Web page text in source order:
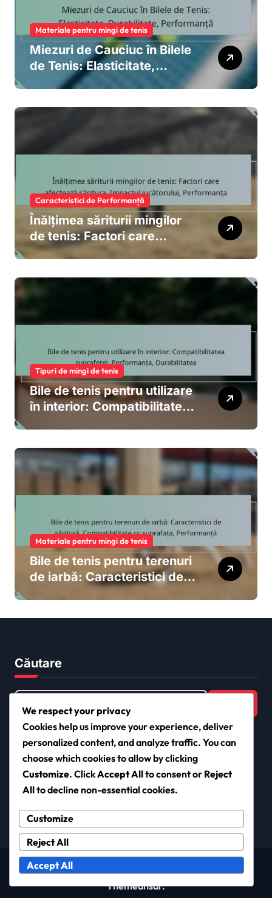
Materiale pentru mingi de tenis
Miezuri de Cauciuc în Bilele
de Tenis: Elasticitate,
Durabilitate, Performanță
Caracteristici de Performanță
Înălțimea săriturii mingilor
de tenis: Factori care
afectează săritura,
Performanța
Tipuri de mingi de tenis
Bile de tenis pentru utilizare
în interior: Compatibilitatea
Materiale pentru mingi de tenis
Bile de tenis pentru terenuri
de iarbă: Caracteristici de
săritură, Compatibilitate cu
Căutare
Search
for:
eflamingo.ro
Copyright © All rights reserved|Newsxoby
Themeansar.
We respect your privacy
Cookies help us improve your experience, deliver
personalized content, and analyze traffic. You can
choose which cookies to allow by clicking
Customize. ClickAccept Allto consent or Reject
Allto decline non-essential cookies.
Customize
Reject All
Accept All